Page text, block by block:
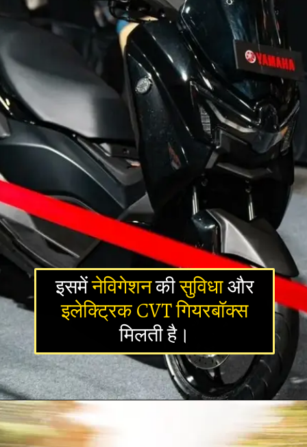
इसमेंनेविगेशनकीसुविधाऔर
इलेक्ट्रिक CVTगियरबॉक्स
मिलती है।
Opening https://newsalerts24.in/web-stories/yamaha-fz-x-new-bike-feature/